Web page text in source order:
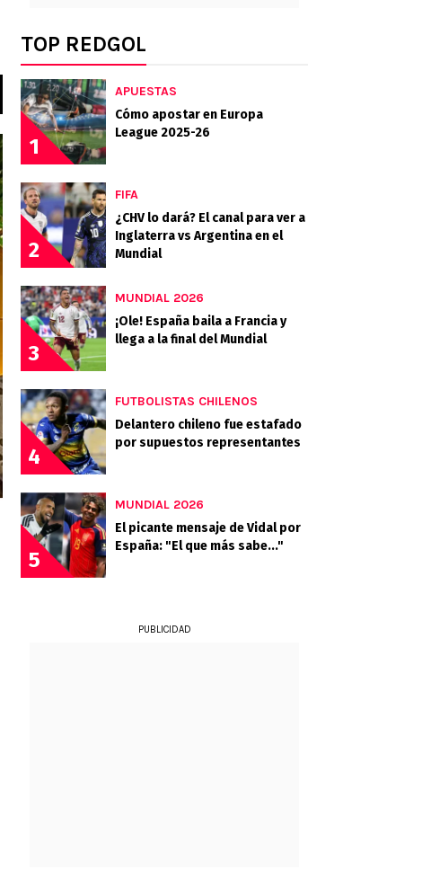
TOP REDGOL
1
APUESTAS
Cómo apostar en Europa
League 2025-26
2
FIFA
¿CHV lo dará? El canal para ver a
Inglaterra vs Argentina en el
Mundial
3
MUNDIAL 2026
¡Ole! España baila a Francia y
llega a la final del Mundial
4
FUTBOLISTAS CHILENOS
Delantero chileno fue estafado
por supuestos representantes
5
MUNDIAL 2026
El picante mensaje de Vidal por
España: "El que más sabe..."
PUBLICIDAD